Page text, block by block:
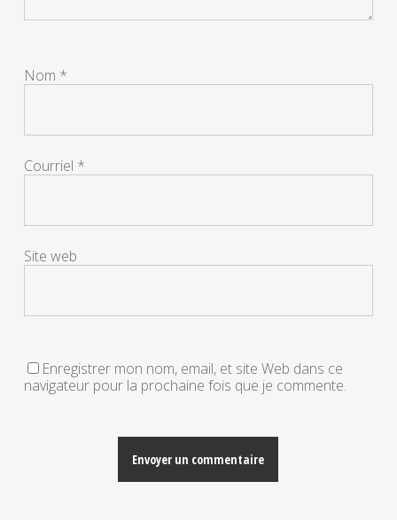
Nom *
Courriel *
Site web
Enregistrer mon nom, email, et site Web dans ce
navigateur pour la prochaine fois que je commente.